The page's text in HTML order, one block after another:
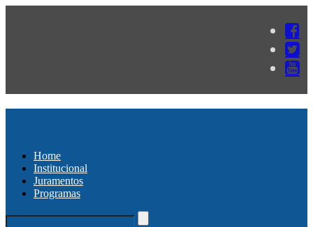
Home
Institucional
Juramentos
Programas